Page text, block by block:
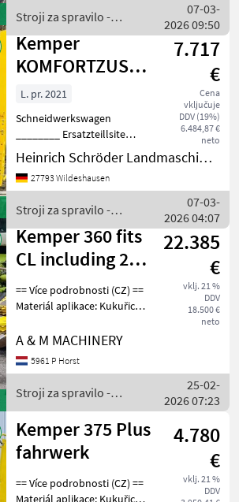
der Serie 8000 / 9000
MAS26
Stroji za spravilo -
poljedelstvo / Kemper
07-03-
2026 09:50
Kemper
400F
STALKBUSTER
7.717
€
Cena
vključuje
DDV (19%)
6.484,87 €
neto
L. pr. 2021
Schneidwerkswagen
________ Ersatzteillsite
Stroji za spravilo -
poljedelstvo Adapteri za
kombajn
Heinrich Schröder Landmaschinen KG Wildeshausen
27793 Wildeshausen
Stroji za spravilo -
poljedelstvo / Kemper
07-03-
2026 04:07
Kemper 360 fits
CL including 2
speed gearbox
22.385
€
vklj. 21 %
DDV
18.500 €
neto
== Více podrobnosti (CZ) ==
Materiál aplikace: Kukuřice
pro: Zemědělské stroje
Weitere Informationen (DE)
A & M MACHINERY
5961 P Horst
Stroji za spravilo -
poljedelstvo / Kemper
25-02-
2026 07:23
Kemper 375 Plus
fahrwerk
4.780
€
vklj. 21 %
DDV
== Více podrobnosti (CZ) ==
Materiál aplikace: Kukuřice